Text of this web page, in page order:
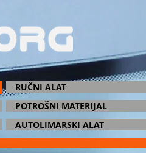
AUTOLIMARSKI ALAT
POTROŠNI MATERIJAL
RUČNI ALAT